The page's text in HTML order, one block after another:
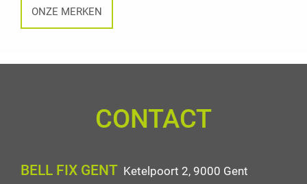
ONZE MERKEN
CONTACT
BELL FIX GENT Ketelpoort 2, 9000 Gent